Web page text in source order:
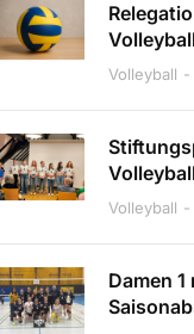
Volleyball
Volleyball
Damen